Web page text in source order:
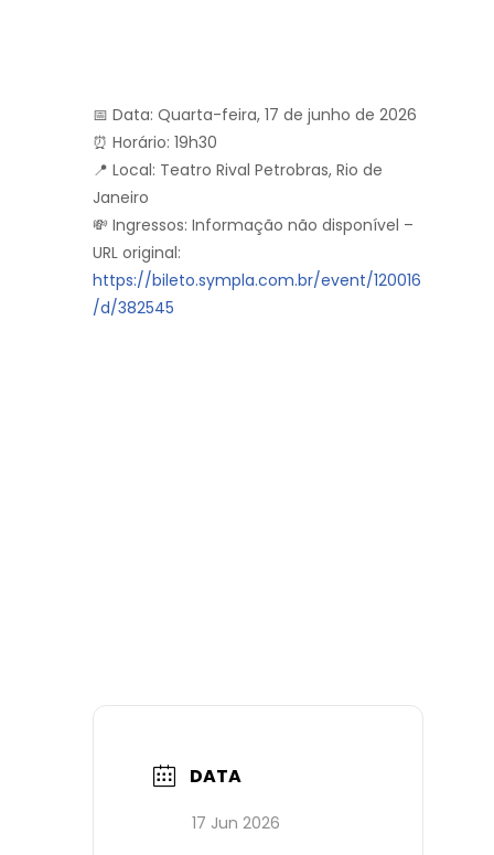
📅 Data: Quarta-feira, 17 de junho de 2026
⏰ Horário: 19h30
📍 Local: Teatro Rival Petrobras, Rio de
Janeiro
💸 Ingressos: Informação não disponível –
URL original:
https://bileto.sympla.com.br/event/120016
/d/382545
DATA
17 Jun 2026